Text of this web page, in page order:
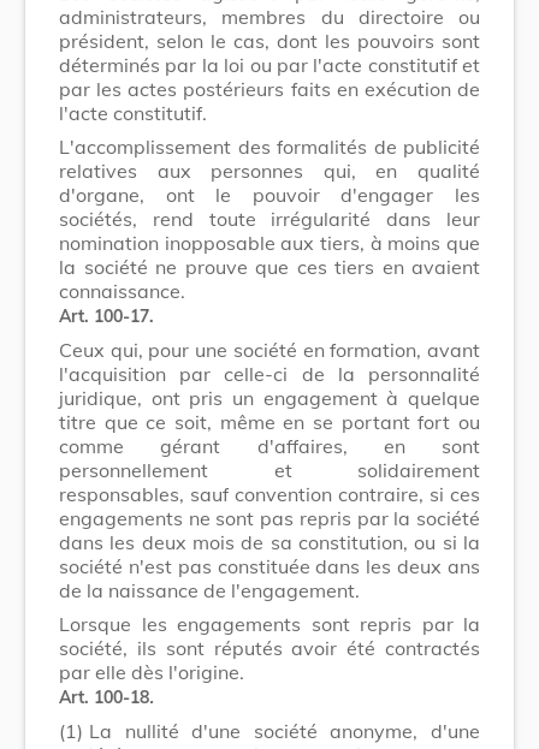
administrateurs, membres du directoire ou
président, selon le cas, dont les pouvoirs sont
déterminés par la loi ou par l'acte constitutif et
par les actes postérieurs faits en exécution de
l'acte constitutif.
L'accomplissement des formalités de publicité
relatives aux personnes qui, en qualité
d'organe, ont le pouvoir d'engager les
sociétés, rend toute irrégularité dans leur
nomination inopposable aux tiers, à moins que
la société ne prouve que ces tiers en avaient
connaissance.
Art. 100-17.
Ceux qui, pour une société en formation, avant
l'acquisition par celle-ci de la personnalité
juridique, ont pris un engagement à quelque
titre que ce soit, même en se portant fort ou
comme gérant d'affaires, en sont
personnellement et solidairement
responsables, sauf convention contraire, si ces
engagements ne sont pas repris par la société
dans les deux mois de sa constitution, ou si la
société n'est pas constituée dans les deux ans
de la naissance de l'engagement.
Lorsque les engagements sont repris par la
société, ils sont réputés avoir été contractés
par elle dès l'origine.
Art. 100-18.
(1) La nullité d'une société anonyme, d'une